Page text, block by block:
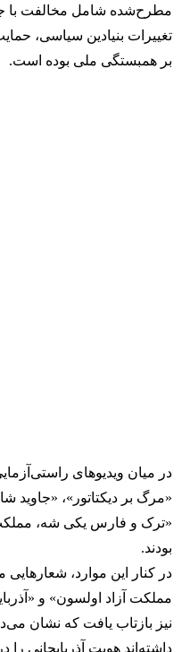
مطرح‌شده شامل مخالفت با
تغییرات بنیادین سیاسی،
بر همبستگی ملی بوده است.
در میان ویدیوهای
«مرگ بر دیکتاتور»،
«ترک و فارس یکی شه،
بودند.
در کنار این موارد،
مملکت آزاد اولسون» و
نیز بازتاب یافت که نشان
داشته‌اند هویت آذربایجانی را